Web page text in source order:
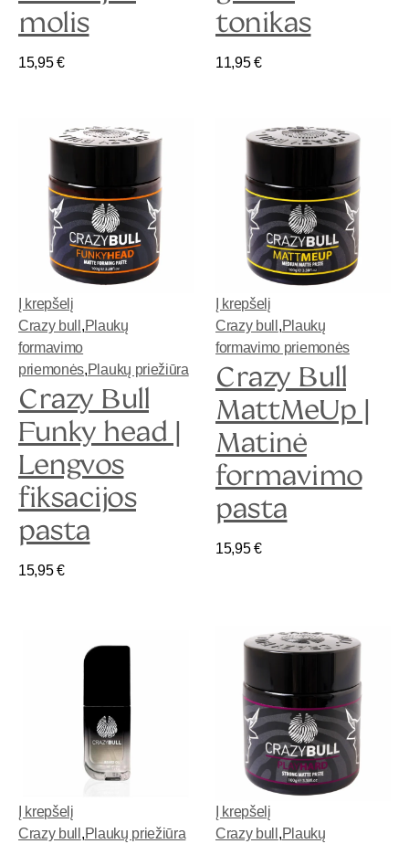
molis
15,95€
tonikas
11,95€
Į krepšelį
Crazy bull ,Plaukų
formavimo
priemonės,Plaukų priežiūra
Crazy Bull
Funky head |
Lengvos
fiksacijos
pasta
15,95€
Į krepšelį
Crazy bull ,Plaukų
formavimo priemonės
Crazy Bull
MattMeUp |
Matinė
formavimo
pasta
15,95€
Į krepšelį
Crazy bull ,Plaukų priežiūra
Į krepšelį
Crazy bull ,Plaukų